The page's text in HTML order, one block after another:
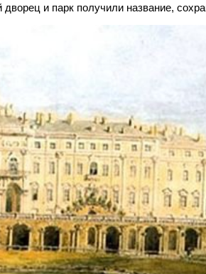
и парк получили название,